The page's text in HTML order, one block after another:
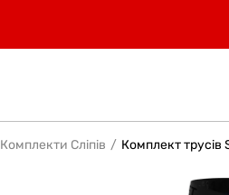
Комплекти Сліпів Комплект трусів